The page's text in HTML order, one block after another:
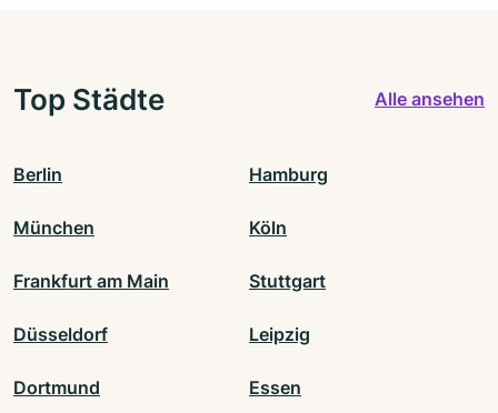
Top Städte Alle ansehen
Berlin Hamburg
München Köln
Frankfurt am Main Stuttgart
Düsseldorf Leipzig
Dortmund Essen